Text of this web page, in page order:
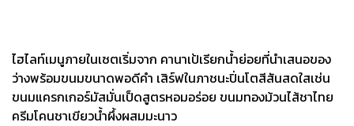
ไฮไลท์เมนูภายในเซตเริ่มจาก คานาเป้เรียกน้ำย่อยที่นำเสนอของ
ว่างพร้อมขนมขนาดพอดีคำ เสิร์ฟในภาชนะปิ่นโตสีสันสดใสเช่น
ขนมแครกเกอร์มัสมั่นเป็ดสูตรหอมอร่อย ขนมทองม้วนไส้ชาไทย
ครีมโคนชาเขียวน้ำผึ้งผสมมะนาว